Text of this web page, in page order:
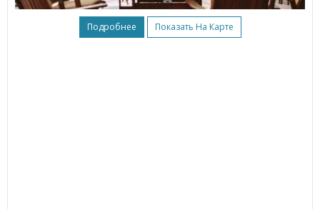
Подробнее Показать На Карте